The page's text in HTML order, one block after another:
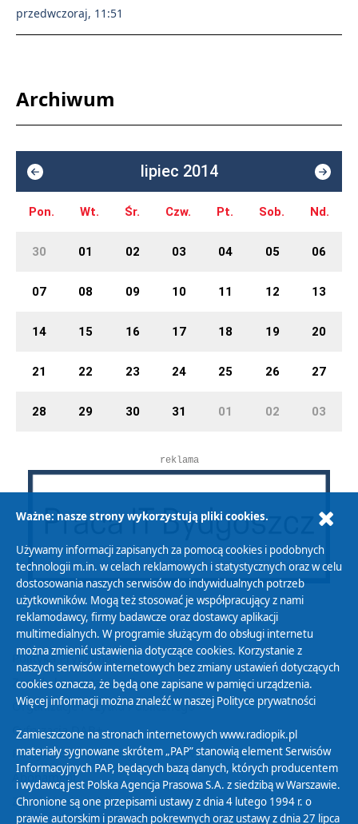
przedwczoraj, 11:51
Archiwum
lipiec 2014
Pon. Wt. Śr. Czw. Pt. Sob. Nd.
30 01 02 03 04 05 06
07 08 09 10 11 12 13
14 15 16 17 18 19 20
21 22 23 24 25 26 27
28 29 30 31 01 02 03
reklama
Polityka Prywatności
Zasady korzystania z Serwisu
Organizacje Pożytku Publicznego
Cyfryzacja DAB+
Polityka ochrony danych osobowych
Abonament
Zamówienia publiczne
Ważne: nasze strony wykorzystują pliki cookies.
Używamy informacji zapisanych za pomocą cookies i podobnych
technologii m.in. w celach reklamowych i statystycznych oraz w celu
dostosowania naszych serwisów do indywidualnych potrzeb
użytkowników. Mogą też stosować je współpracujący z nami
reklamodawcy, firmy badawcze oraz dostawcy aplikacji
multimedialnych. W programie służącym do obsługi internetu
można zmienić ustawienia dotyczące cookies. Korzystanie z
naszych serwisów internetowych bez zmiany ustawień dotyczących
cookies oznacza, że będą one zapisane w pamięci urządzenia.
Więcej informacji można znaleźć w naszej Polityce prywatności
Zamieszczone na stronach internetowych www.radiopik.pl
materiały sygnowane skrótem „PAP” stanowią element Serwisów
Informacyjnych PAP, będących bazą danych, których producentem
i wydawcą jest Polska Agencja Prasowa S.A. z siedzibą w Warszawie.
Chronione są one przepisami ustawy z dnia 4 lutego 1994 r. o
prawie autorskim i prawach pokrewnych oraz ustawy z dnia 27 lipca